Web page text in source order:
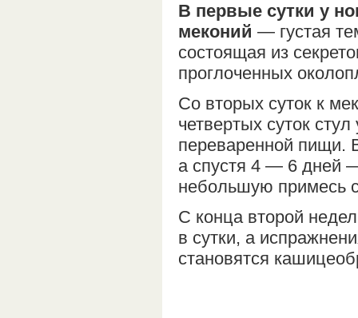
В первые сутки у
меконий — густая
состоящая из
проглоченных
Со вторых суток к
четвертых суток
переваренной пищи.
а спустя 4 — 6 дней
небольшую примесь
С конца второй
в сутки, а
становятся